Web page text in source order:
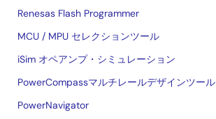
Renesas Flash Programmer
MCU / MPU セレクションツール
iSim オペアンプ・シミュレーション
PowerCompassマルチレールデザインツール
PowerNavigator